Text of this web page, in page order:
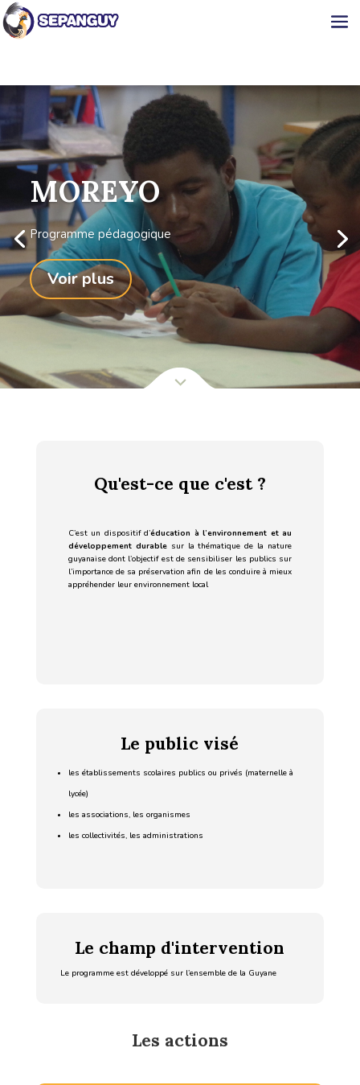
MOREYO
Programme pédagogique
Voir plus
Qu'est-ce que c'est ?
C’est un dispositif d’éducation à l’environnement et au
développement durablesur la thématique de la nature
guyanaise dont l’objectif est de sensibiliser les publics sur
l’importance de sa préservation afin de les conduire à mieux
appréhender leur environnement local
Le public visé
les établissements scolaires publics ou privés (maternelle à
lycée)
les associations, les organismes
les collectivités, les administrations
Le champ d'intervention
Le programme est développé sur l’ensemble de la Guyane
Les actions